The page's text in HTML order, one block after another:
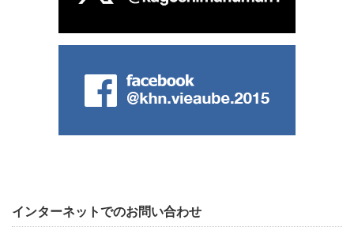
インターネットでのお問い合わせ